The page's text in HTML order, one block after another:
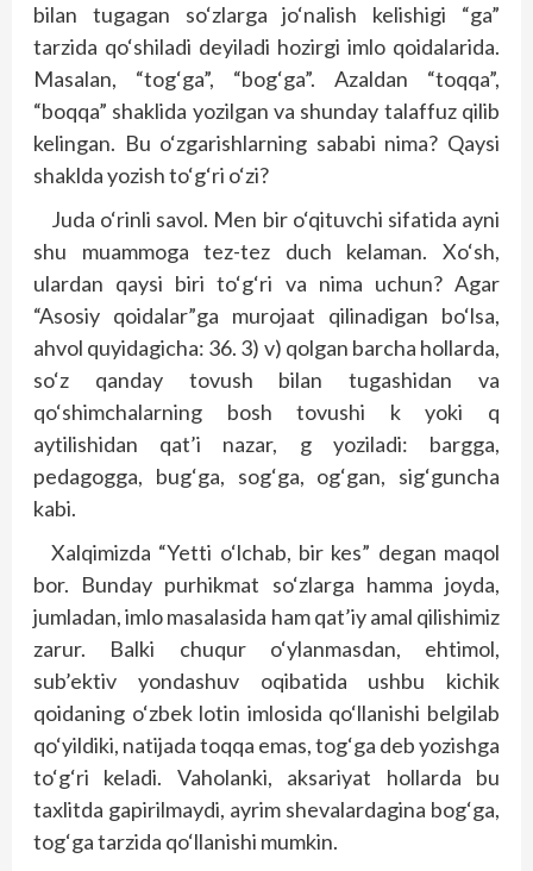
bilan tugagan so‘zlarga jo‘nalish kelishigi “ga”
tarzida qo‘shiladi deyiladi hozirgi imlo qoidalarida.
Masalan, “tog‘ga”, “bog‘ga”. Azaldan “toqqa”,
“boqqa” shaklida yozilgan va shunday talaffuz qilib
kelingan. Bu o‘zgarishlarning sababi nima? Qaysi
shaklda yozish to‘g‘ri o‘zi?
Juda o‘rinli savol. Men bir o‘qituvchi sifatida ayni
shu muammoga tez-tez duch kelaman. Xo‘sh,
ulardan qaysi biri to‘g‘ri va nima uchun? Agar
“Asosiy qoidalar”ga murojaat qilinadigan bo‘lsa,
ahvol quyidagicha: 36. 3) v) qolgan barcha hollarda,
so‘z qanday tovush bilan tugashidan va
qo‘shimchalarning bosh tovushi k yoki q
aytilishidan qat’i nazar, g yoziladi: bargga,
pedagogga, bug‘ga, sog‘ga, og‘gan, sig‘guncha
kabi.
Xalqimizda “Yetti o‘lchab, bir kes” degan maqol
bor. Bunday purhikmat so‘zlarga hamma joyda,
jumladan, imlo masalasida ham qat’iy amal qilishimiz
zarur. Balki chuqur o‘ylanmasdan, ehtimol,
sub’ektiv yondashuv oqibatida ushbu kichik
qoidaning o‘zbek lotin imlosida qo‘llanishi belgilab
qo‘yildiki, natijada toqqa emas, tog‘ga deb yozishga
to‘g‘ri keladi. Vaholanki, aksariyat hollarda bu
taxlitda gapirilmaydi, ayrim shevalardagina bog‘ga,
tog‘ga tarzida qo‘llanishi mumkin.